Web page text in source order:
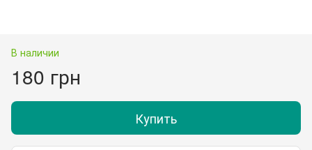
В наличии
180 грн
Купить